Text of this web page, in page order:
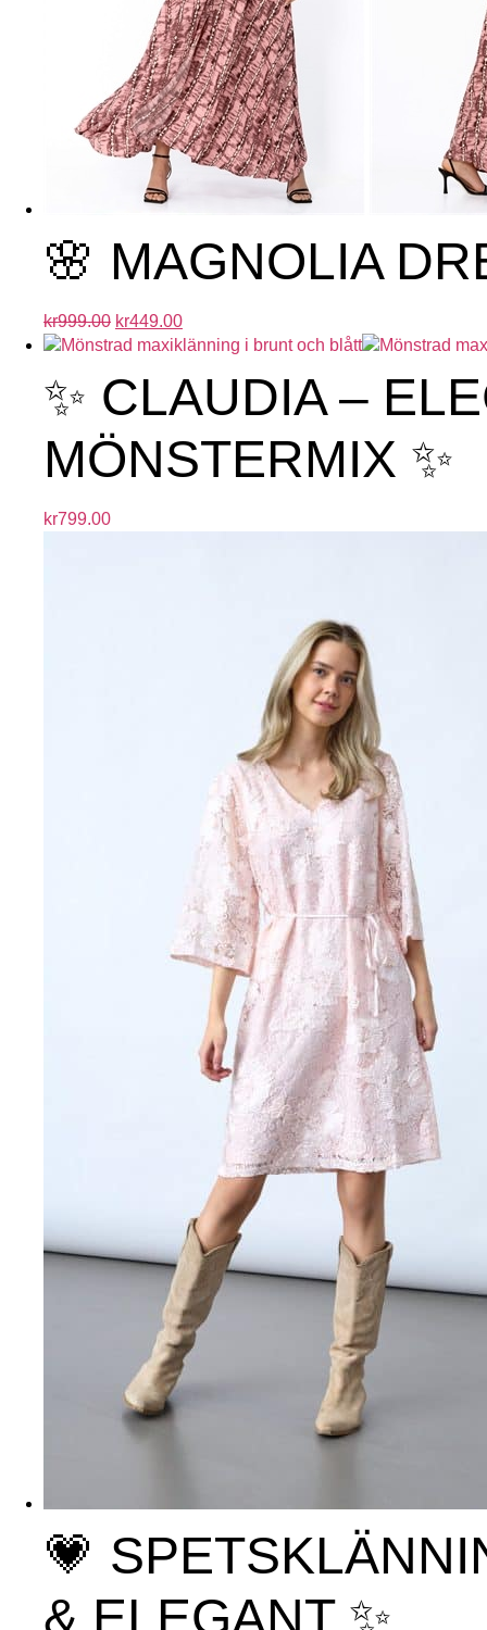
🌸 MAGNOLIA
kr999.00 kr449.00
✨ CLAUDIA –
MÖNSTERMIX ✨
kr799.00
💗
& ELEGANT ✨